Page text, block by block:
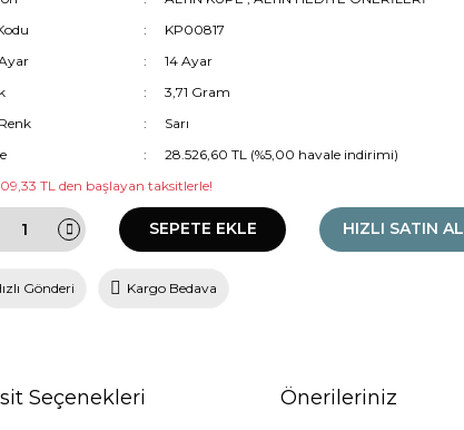
KP00817
14 Ayar
3,71 Gram
Sarı
28.526,60 TL (%5,00 havale indirimi)
TL den başlayan taksitlerle!
SEPETE EKLE HIZLI SATIN AL
Gönderi Kargo Bedava
Seçenekleri Önerileriniz